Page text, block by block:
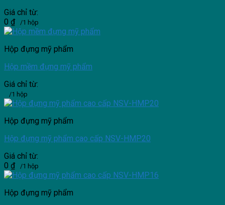
Giá chỉ từ:
0 ₫ /1 hộp
Hộp đựng mỹ phẩm
Hộp mềm đựng mỹ phẩm
Giá chỉ từ:
/1 hộp
Hộp đựng mỹ phẩm
Hộp đựng mỹ phẩm cao cấp NSV-HMP20
Giá chỉ từ:
0 ₫ /1 hộp
Hộp đựng mỹ phẩm